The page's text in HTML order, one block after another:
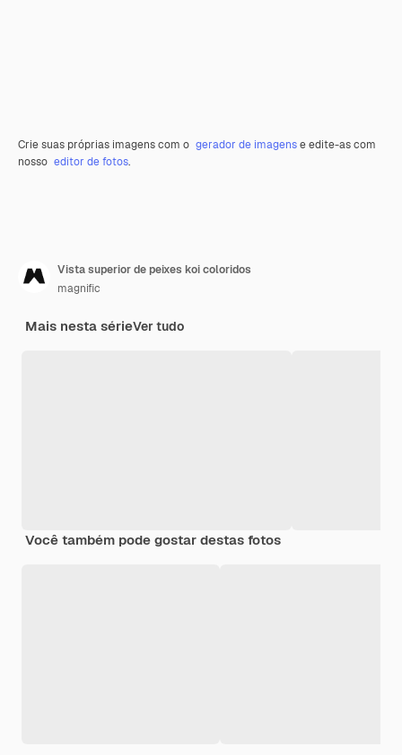
Crie suas próprias imagens com o gerador de imagense edite-as com
nosso editor de fotos.
Vista superior de peixes koi coloridos
magnific
Mais nesta sérieVer tudo
Você também pode gostar destas fotos